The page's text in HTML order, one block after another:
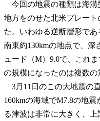
今回の地震の種類は海溝
地方をのせた北米プレー
た。いわゆる逆断層形で
南東約130kmの地点で、深
ュード（M）9.0で、これ
の規模になったのは複数の
3月11日のこの大地震の
160kmの海域でM7.8の地
る津波は非常に大きく、